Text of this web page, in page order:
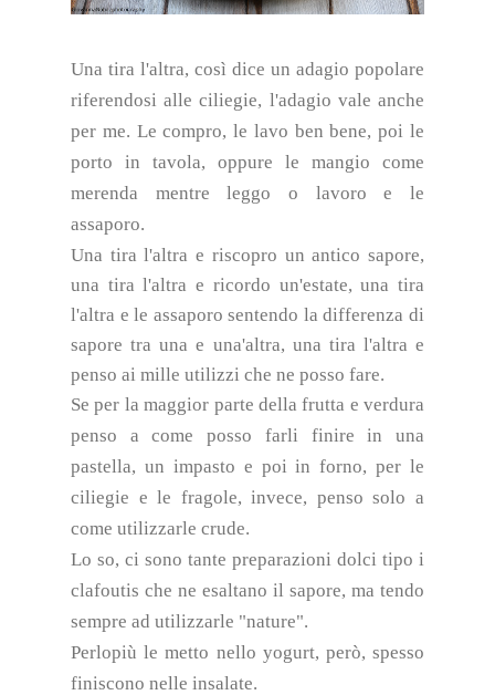
Una tira l'altra, così dice un adagio popolare
riferendosi alle ciliegie, l'adagio vale anche
per me. Le compro, le lavo ben bene, poi le
porto in tavola, oppure le mangio come
merenda mentre leggo o lavoro e le
assaporo.
Una tira l'altra e riscopro un antico sapore,
una tira l'altra e ricordo un'estate, una tira
l'altra e le assaporo sentendo la differenza di
sapore tra una e una'altra, una tira l'altra e
penso ai mille utilizzi che ne posso fare.
Se per la maggior parte della frutta e verdura
penso a come posso farli finire in una
pastella, un impasto e poi in forno, per le
ciliegie e le fragole, invece, penso solo a
come utilizzarle crude.
Lo so, ci sono tante preparazioni dolci tipo i
clafoutis che ne esaltano il sapore, ma tendo
sempre ad utilizzarle "nature".
Perlopiù le metto nello yogurt, però, spesso
finiscono nelle insalate.